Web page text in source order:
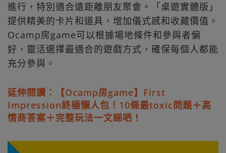
進行，特別適合遠距離朋友聚會。「桌遊實體版」
提供精美的卡片和道具，增加儀式感和收藏價值。
Ocamp房game可以根據場地條件和參與者偏
好，靈活選擇最適合的遊戲方式，確保每個人都能
充分參與。
延伸閱讀：【Ocamp房game】First
Impression終極懶人包！10條最toxic問題＋高
情商答案＋完整玩法一文睇哂！